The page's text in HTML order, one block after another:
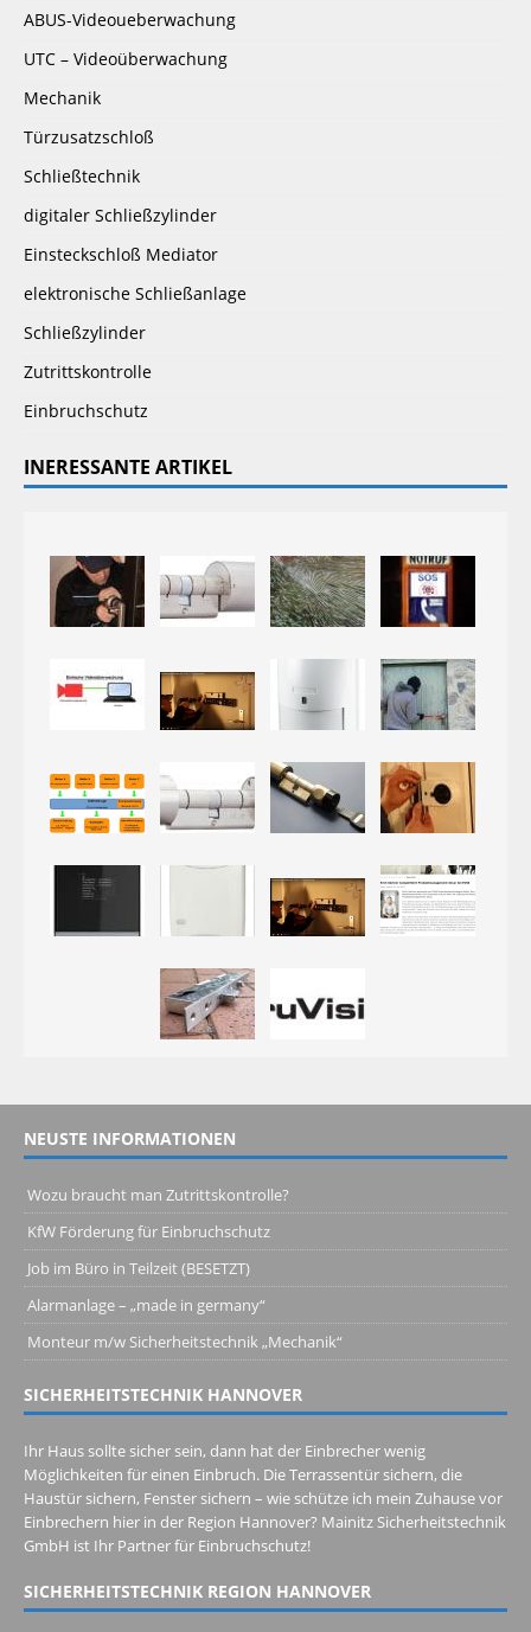
ABUS-Videoueberwachung
UTC – Videoüberwachung
Mechanik
Türzusatzschloß
Schließtechnik
digitaler Schließzylinder
Einsteckschloß Mediator
elektronische Schließanlage
Schließzylinder
Zutrittskontrolle
Einbruchschutz
INERESSANTE ARTIKEL
NEUSTE INFORMATIONEN
Wozu braucht man Zutrittskontrolle?
KfW Förderung für Einbruchschutz
Job im Büro in Teilzeit (BESETZT)
Alarmanlage – „made in germany“
Monteur m/w Sicherheitstechnik „Mechanik“
SICHERHEITSTECHNIK HANNOVER
Ihr Haus sollte sicher sein, dann hat der Einbrecher wenig
Möglichkeiten für einen Einbruch. Die Terrassentür sichern, die
Haustür sichern, Fenster sichern – wie schütze ich mein Zuhause vor
Einbrechern hier in der Region Hannover? Mainitz Sicherheitstechnik
GmbH ist Ihr Partner für Einbruchschutz!
SICHERHEITSTECHNIK REGION HANNOVER